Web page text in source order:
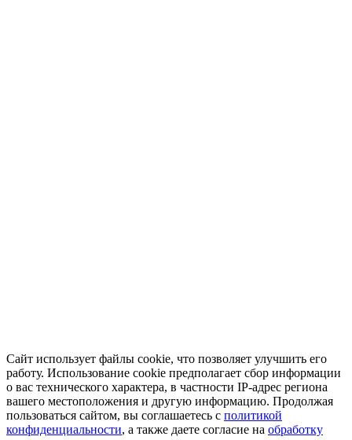
Сайт использует файлы cookie, что позволяет улучшить его
работу. Использование cookie предполагает сбор информации
о вас технического характера, в частности IP-адрес региона
вашего местоположения и другую информацию. Продолжая
пользоваться сайтом, вы соглашаетесь с политикой
конфиденциальности, а также даете согласие на обработку